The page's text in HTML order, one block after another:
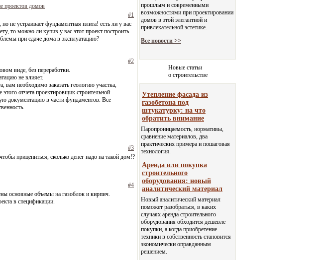
проектов домов
#1
не устраивает фундаментная плита! есть ли у вас
то можно ли купив у вас этот проект построить
при сдаче дома в эксплуатацию?
#2
виде, без переработки.
не влияет.
вам необходимо заказать геологию участка,
отчета проектировщик строительной
документацию в части фундаментов. Все
#3
прицениться, сколько денег надо на такой дом!?
#4
основные объемы на газоблок и кирпич.
в спецификации.
прошлым и современными
возможностями при проектировании
домов в этой элегантной и
привлекательной эстетике.
Все новости >>
Новые статьи
о строительстве
Утепление фасада из
газобетона под
штукатурку: на что
обратить внимание
Паропроницаемость, нормативы,
сравнение материалов, два
практических примера и пошаговая
технология.
Аренда или покупка
строительного
оборудования: новый
аналитический материал
Новый аналитический материал
поможет разобраться, в каких
случаях аренда строительного
оборудования обходится дешевле
покупки, а когда приобретение
техники в собственность становится
экономически оправданным
решением.